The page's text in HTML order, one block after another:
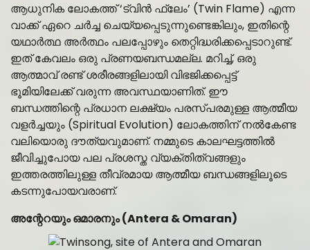
ആധുനിക ലോകത്ത് ‘ട്വിൻ ഫ്ലേം’ (Twin Flame) എന്ന
വാക്ക് ഏറെ ചർച്ച ചെയ്യപ്പെടുന്നുണ്ടെങ്കിലും, ഇതിന്റെ
യഥാർത്ഥ അർത്ഥം പലപ്പോഴും തെറ്റിദ്ധരിക്കപ്പെടാറുണ്ട്.
ഇത് കേവലം ഒരു പ്രണയബന്ധമല്ല. മറിച്ച്, ഒരു
ആത്മാവ് രണ്ട് ശരീരങ്ങളിലായി വിഭജിക്കപ്പെട്ട്
ഭൂമിയിലേക്ക് വരുന്ന അവസ്ഥയാണിത്. ഈ
ബന്ധത്തിന്റെ പ്രധാന ലക്ഷ്യം പരസ്പരമുള്ള ആത്മീയ
വളർച്ചയും (Spiritual Evolution) ലോകത്തിന് നൽകേണ്ട
വലിയൊരു ദൗത്യവുമാണ്. നമ്മുടെ കാലഘട്ടത്തിൽ
ജീവിച്ചുപോയ പല പ്രശസ്ത വ്യക്തിത്വങ്ങളും
ഇത്തരത്തിലുള്ള തീവ്രമായ ആത്മീയ ബന്ധങ്ങളിലൂടെ
കടന്നുപോയവരാണ്.
അന്റേറയും ഒമാരനും (Antera & Omaran)